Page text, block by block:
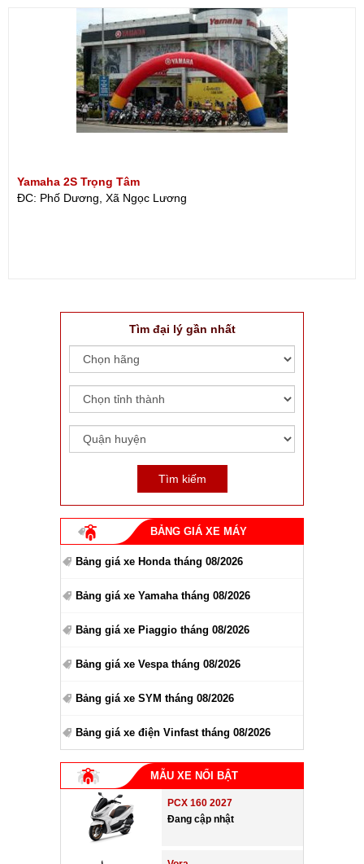
Yamaha 2S Trọng Tâm
ĐC: Phố Dương, Xã Ngọc Lương
Tìm đại lý gần nhất
BẢNG GIÁ XE MÁY
Bảng giá xe Honda tháng 08/2026
Bảng giá xe Yamaha tháng 08/2026
Bảng giá xe Piaggio tháng 08/2026
Bảng giá xe Vespa tháng 08/2026
Bảng giá xe SYM tháng 08/2026
Bảng giá xe điện Vinfast tháng 08/2026
MẪU XE NỔI BẬT
PCX 160 2027
Đang cập nhật